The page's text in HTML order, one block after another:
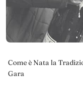
Come è Nata la
Gara